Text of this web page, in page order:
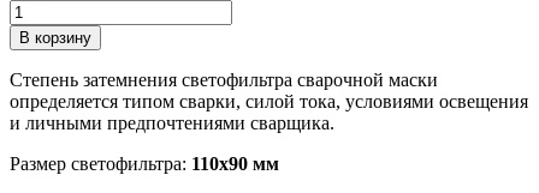
Степень затемнения светофильтра сварочной маски
определяется типом сварки, силой тока, условиями освещения
и личными предпочтениями сварщика.
Размер светофильтра: 110х90 мм